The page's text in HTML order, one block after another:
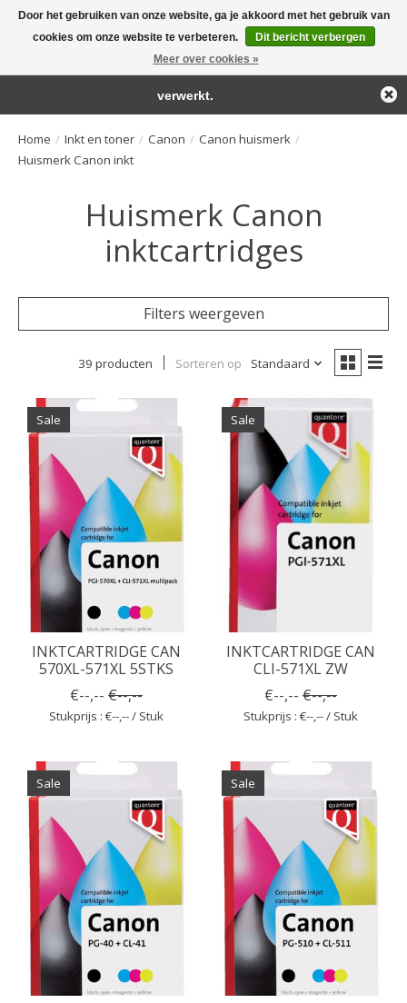
Large selection of products and fast shipping!
Home / Inkt en toner / Canon / Canon huismerk /
Huismerk Canon inkt
Huismerk Canon
inktcartridges
Filters weergeven
39 producten Sorteren op Standaard
Sale
INKTCARTRIDGE CAN
570XL-571XL 5STKS
€--,-- €--,--
Stukprijs : €--,-- / Stuk
Sale
INKTCARTRIDGE CAN
CLI-571XL ZW
€--,-- €--,--
Stukprijs : €--,-- / Stuk
Sale Sale
Door het gebruiken van onze website, ga je akkoord met het gebruik van
cookies om onze website te verbeteren.
Dit bericht verbergen
Meer over cookies »
← Keer terug naar de backofficeDeze winkel is in aanbouw.
Eventueel geplaatste orders zullen niet worden gehonoreerd of
verwerkt.